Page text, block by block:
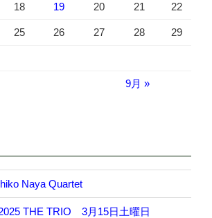
18 19 20 21 22
25 26 27 28 29
9月 »
Naya Quartet
THE TRIO 3月15日土曜日